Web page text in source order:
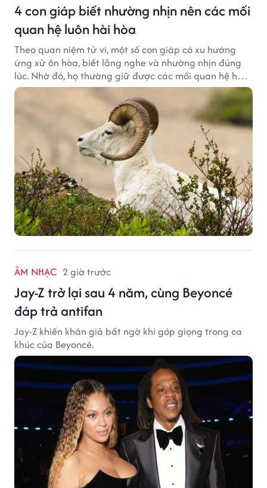
4 con giáp biết nhường nhịn nên các mối
quan hệ luôn hài hòa
Theo quan niệm tử vi, một số con giáp có xu hướng
ứng xử ôn hòa, biết lắng nghe và nhường nhịn đúng
lúc. Nhờ đó, họ thường giữ được các mối quan hệ hài
hòa và nhận được sự yêu mến từ những người xung
ÂM NHẠC 2 giờ trước
Jay-Z trở lại sau 4 năm, cùng Beyoncé
đáp trả antifan
Jay-Z khiến khán giả bất ngờ khi góp giọng trong ca
khúc của Beyoncé.